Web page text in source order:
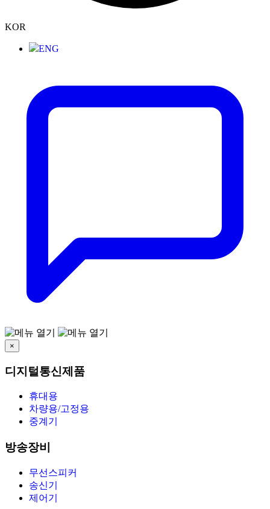
KOR
ENG
×
디지털통신제품
휴대용
차량용/고정용
중계기
방송장비
무선스피커
송신기
제어기